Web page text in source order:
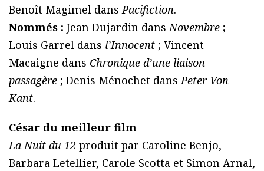
Benoît Magimel dansPacifiction.
Nommés : Jean Dujardin dansNovembre ;
Louis Garrel dans l’Innocent ; Vincent
Macaigne dans Chronique d’une liaison
passagère ; Denis Ménochet dansPeter Von
Kant.
César du meilleur film
La Nuit du 12 produit par Caroline Benjo,
Barbara Letellier, Carole Scotta et Simon Arnal,